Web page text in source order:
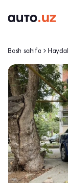
Bosh sahifa